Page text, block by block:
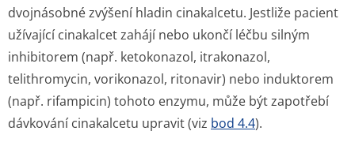
dvojnásobné zvýšení hladin cinakalcetu. Jestliže pacient
užívající cinakalcet zahájí nebo ukončí léčbu silným
inhibitorem (např. ketokonazol, itrakonazol,
telithromycin, vorikonazol, ritonavir) nebo induktorem
(např. rifampicin) tohoto enzymu, může být zapotřebí
dávkování cinakalcetu upravit (viz bod 4.4).